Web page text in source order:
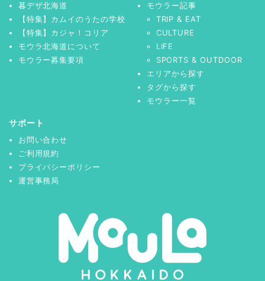
暮デザ北海道
【特集】カムイのうたの学校
【特集】カジャ！コリア
モウラ北海道について
モウラー募集要項
モウラー記事
TRIP & EAT
CULTURE
LIFE
SPORTS & OUTDOOR
エリアから探す
タグから探す
モウラー一覧
サポート
お問い合わせ
ご利用規約
プライバシーポリシー
運営事務局